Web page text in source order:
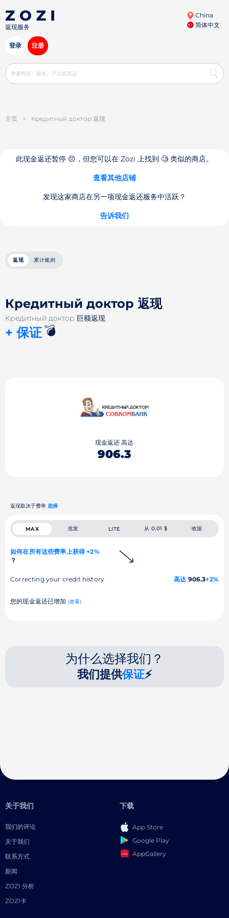
返现服务
China
简体中文
登录 注册
主页 > Кредитный доктор 返现
此现金返还暂停 😔，但您可以在 Zozi 上找到 🧐 类似的商店。
查看其他店铺
发现这家商店在另一项现金返还服务中活跃？
告诉我们
返现 累计规则
Кредитный доктор 返现
Кредитный доктор 巨额返现
+ 保证💣
现金返还 高达
906.3
返现取决于费率 选择
MAX 批发 LITE 从 0.01 $ 收据
如何在所有这些费率上获得 +2%
？
Correcting your credit history 高达 906.3+2%
您的现金返还已增加 (查看)
为什么选择我们？
我们提供保证⚡
关于我们
我们的评论
关于我们
联系方式
新闻
ZOZI 分析
ZOZI卡
下载
App Store
Google Play
AppGallery